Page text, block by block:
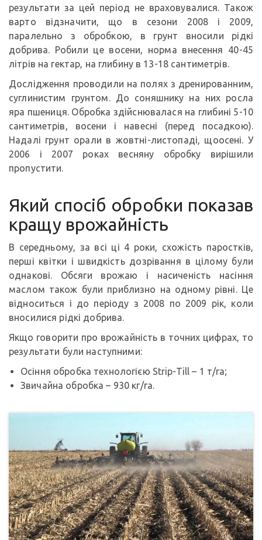
результати за цей період не враховувалися. Також
варто відзначити, що в сезони 2008 і 2009,
паралельно з обробкою, в грунт вносили рідкі
добрива. Робили це восени, норма внесення 40-45
літрів на гектар, на глибину в 13-18 сантиметрів.
Дослідження проводили на полях з дренированним,
суглинистим грунтом. До соняшнику на них росла
яра пшениця. Обробка здійснювалася на глибині 5-10
сантиметрів, восени і навесні (перед посадкою).
Надалі грунт орали в жовтні-листопаді, щоосені. У
2006 і 2007 роках весняну обробку вирішили
пропустити.
Який спосіб обробки показав
кращу врожайність
В середньому, за всі ці 4 роки, схожість паростків,
перші квітки і швидкість дозрівання в цілому були
однакові. Обсяги врожаю і насиченість насіння
маслом також були приблизно на одному рівні. Це
відноситься і до періоду з 2008 по 2009 рік, коли
вносилися рідкі добрива.
Якщо говорити про врожайність в точних цифрах, то
результати були наступними:
Осіння обробка технологією Strip-Till – 1 т/га;
Звичайна обробка – 930 кг/га.